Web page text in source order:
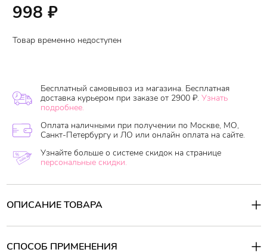
998 ₽
Товар временно недоступен
Бесплатный самовывоз из магазина. Бесплатная
доставка курьером при заказе от 2900 ₽. Узнать
подробнее.
Оплата наличными при получении по Москве, МО,
Санкт-Петербургу и ЛО или онлайн оплата на сайте.
Узнайте больше о системе скидок на странице
персональные скидки.
ОПИСАНИЕ ТОВАРА
Очищающая спрей-пенка для ванной комнаты ( ванн, душевых
занятием, ведь он почти мгновенно очищает ванну, раковину,
СПОСОБ ПРИМЕНЕНИЯ